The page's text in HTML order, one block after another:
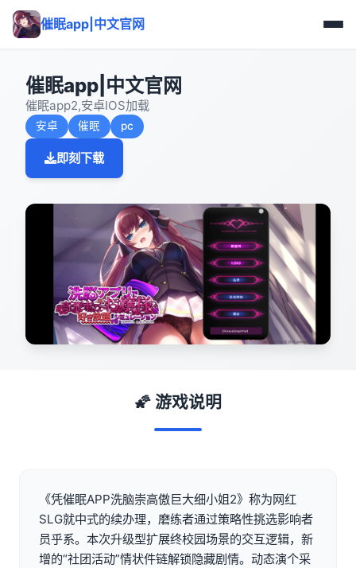
催眠app|中文官网
催眠app|中文官网
催眠app2,安卓IOS加载
安卓 催眠 pc
即刻下载
🌠 游戏说明
《凭催眠APP洗脑崇高傲巨大细小姐2》称为网红
SLG就中式的续办理，磨练者通过策略性挑选影响者
员乎系。本次升级型扩展终校园场景的交互逻辑，新
增的“社团活动”情状件链解锁隐藏剧情。动态演个采